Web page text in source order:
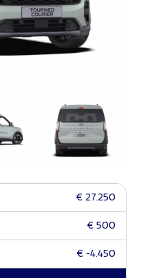
€ 27.250
€ 500
€ -4.450